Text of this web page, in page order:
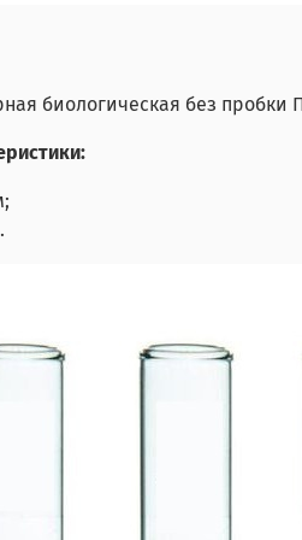
биологическая без пробки